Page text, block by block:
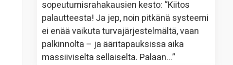
sopeutumisrahakausien kesto: “Kiitos
palautteesta! Ja jep, noin pitkänä systeemi
ei enää vaikuta turvajärjestelmältä, vaan
palkinnolta – ja ääritapauksissa aika
massiiviselta sellaiselta. Palaan…”